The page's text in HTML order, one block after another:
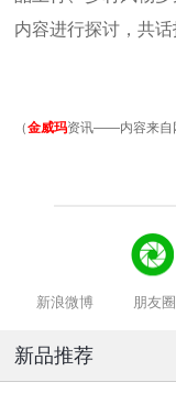
内容进行探讨，共
（金威玛资讯——内容来自
新浪微博 朋友圈
新品推荐